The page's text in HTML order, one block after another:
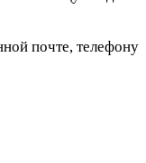
почте, телефону